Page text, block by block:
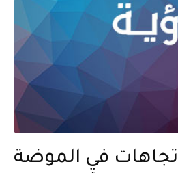
في الموضة